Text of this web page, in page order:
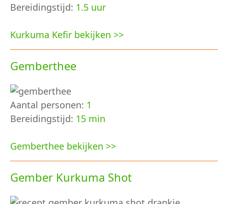
Bereidingstijd: 1.5 uur
Kurkuma Kefir bekijken >>
Gemberthee
Aantal personen: 1
Bereidingstijd: 15 min
Gemberthee bekijken >>
Gember Kurkuma Shot